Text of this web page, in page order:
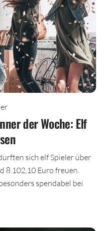
der Woche: Elf
sich elf Spieler über
8.102,10 Euro freuen.
spendabel bei